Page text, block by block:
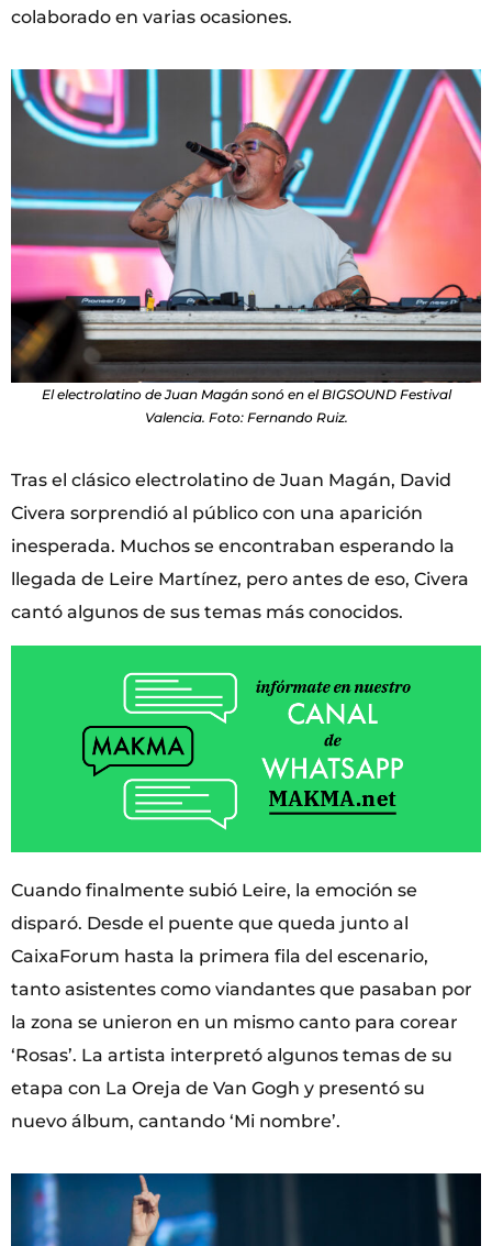
colaborado en varias ocasiones.
El electrolatino de Juan Magán sonó en el BIGSOUND Festival
Valencia. Foto: Fernando Ruiz.
Tras el clásico electrolatino de Juan Magán, David
Civera sorprendió al público con una aparición
inesperada. Muchos se encontraban esperando la
llegada de Leire Martínez, pero antes de eso, Civera
cantó algunos de sus temas más conocidos.
Cuando finalmente subió Leire, la emoción se
disparó. Desde el puente que queda junto al
CaixaForum hasta la primera fila del escenario,
tanto asistentes como viandantes que pasaban por
la zona se unieron en un mismo canto para corear
‘Rosas’. La artista interpretó algunos temas de su
etapa con La Oreja de Van Gogh y presentó su
nuevo álbum, cantando ‘Mi nombre’.